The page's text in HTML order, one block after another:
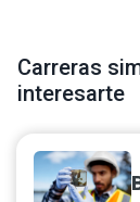
Carreras
interesarte